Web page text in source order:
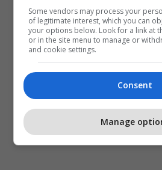
Some vendors may process your
of legitimate interest, which you can
your options below. Look for a link at
or in the site menu to manage or
and cookie settings.
Consent
Manage